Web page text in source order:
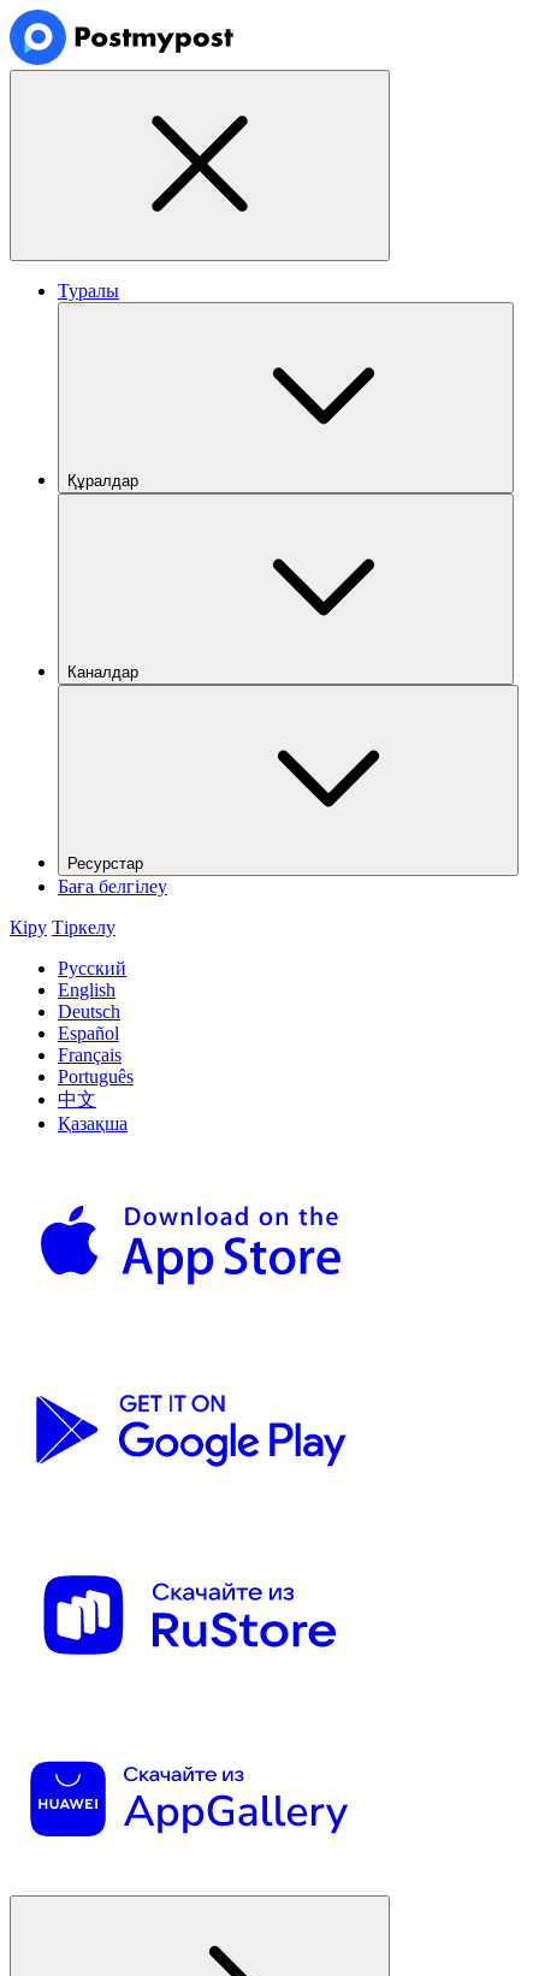
Туралы
Құралдар
Каналдар
Ресурстар
Баға белгілеу
Кіру Тіркелу
Русский
English
Deutsch
Español
Français
Português
中文
Қазақша